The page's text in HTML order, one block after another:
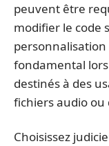
peuvent être
modifier le code
fondamental
destinés à des
fichiers audio ou
Choisissez